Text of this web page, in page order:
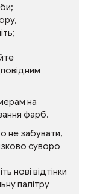
на
фарб.
не забувати,
суворо
нові відтінки
палітру